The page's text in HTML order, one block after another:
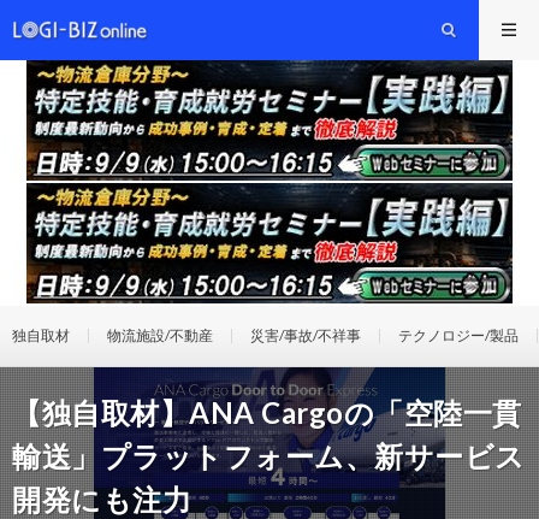
独自取材 物流施設/不動産 災害/事故/不祥事 テクノロジー/製品
【独自取材】ANA Cargoの「空陸一貫
輸送」プラットフォーム、新サービス
開発にも注力